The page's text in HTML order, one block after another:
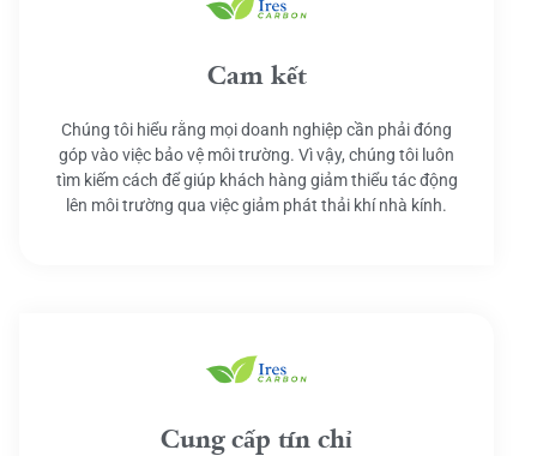
Cam kết
Chúng tôi hiểu rằng mọi doanh nghiệp cần phải đóng
góp vào việc bảo vệ môi trường. Vì vậy, chúng tôi luôn
tìm kiếm cách để giúp khách hàng giảm thiểu tác động
lên môi trường qua việc giảm phát thải khí nhà kính.
Cung cấp tín chỉ